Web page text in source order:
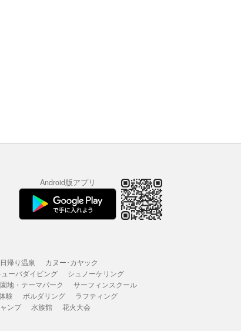
Android版アプリ
日帰り温泉
カヌー･カヤック
ーバダイビング
シュノーケリング
地・テーマパーク
サーフィンスクール
験 ボルダリング
ラフティング
ンプ 水族館 花火大会